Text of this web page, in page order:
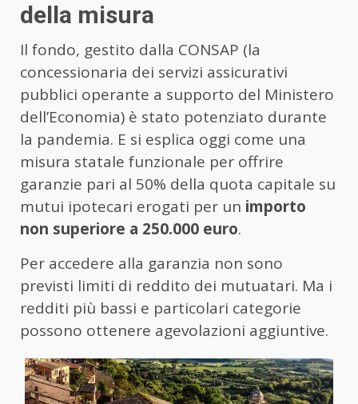
della misura
Il fondo, gestito dalla CONSAP (la
concessionaria dei servizi assicurativi
pubblici operante a supporto del Ministero
dell’Economia) è stato potenziato durante
la pandemia. E si esplica oggi come una
misura statale funzionale per offrire
garanzie pari al 50% della quota capitale su
mutui ipotecari erogati per un importo
non superiore a 250.000 euro.
Per accedere alla garanzia non sono
previsti limiti di reddito dei mutuatari. Ma i
redditi più bassi e particolari categorie
possono ottenere agevolazioni aggiuntive.